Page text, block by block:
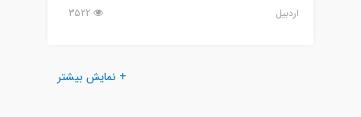
اردبيل 3522
+ نمایش بیشتر